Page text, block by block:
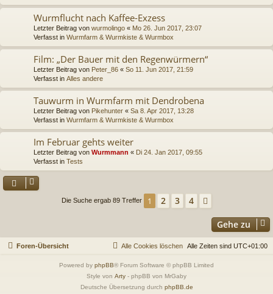
Wurmflucht nach Kaffee-Exzess
Letzter Beitrag von wurmolingo « Mo 26. Jun 2017, 23:07
Verfasst in Wurmfarm & Wurmkiste & Wurmbox
Film: „Der Bauer mit den Regenwürmern“
Letzter Beitrag von Peter_86 « So 11. Jun 2017, 21:59
Verfasst in Alles andere
Tauwurm in Wurmfarm mit Dendrobena
Letzter Beitrag von Pikehunter « Sa 8. Apr 2017, 13:28
Verfasst in Wurmfarm & Wurmkiste & Wurmbox
Im Februar gehts weiter
Letzter Beitrag von Wurmmann « Di 24. Jan 2017, 09:55
Verfasst in Tests
Die Suche ergab 89 Treffer 1 2 3 4
Gehe zu
Foren-Übersicht Alle Zeiten sind UTC+01:00
Alle Cookies löschen
Powered by phpBB® Forum Software © phpBB Limited
Style von Arty - phpBB von MrGaby
Deutsche Übersetzung durch phpBB.de